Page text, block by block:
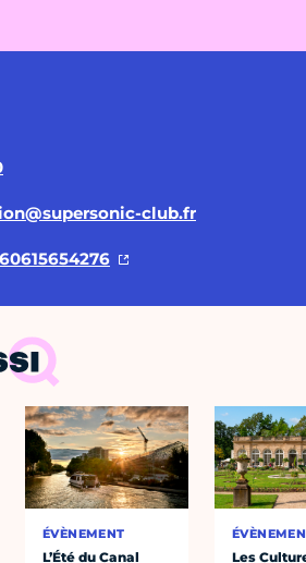
club.fr
ÉVÈNEMENT
L’Été du Canal
Les